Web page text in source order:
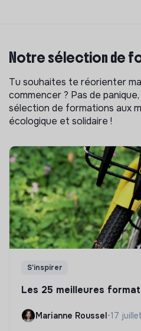
Notre sélection de
Tu souhaites te réorienter
commencer ? Pas de
sélection de formations aux
écologique et solidaire !
S'inspirer
Les 25 meilleures
Marianne Roussel•17